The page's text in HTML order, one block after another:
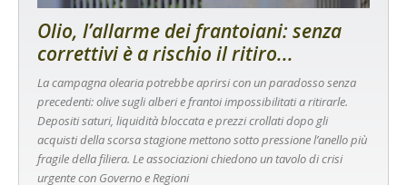
Olio, l’allarme dei frantoiani: senza
correttivi è a rischio il ritiro...
La campagna olearia potrebbe aprirsi con un paradosso senza
precedenti: olive sugli alberi e frantoi impossibilitati a ritirarle.
Depositi saturi, liquidità bloccata e prezzi crollati dopo gli
acquisti della scorsa stagione mettono sotto pressione l’anello più
fragile della filiera. Le associazioni chiedono un tavolo di crisi
urgente con Governo e Regioni